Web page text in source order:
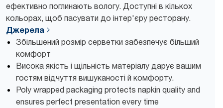
ефективно поглинають вологу. Доступні в кількох
кольорах, щоб пасувати до інтер'єру ресторану.
Джерела
Збільшений розмір серветки забезпечує більший
комфорт
Висока якість і щільність матеріалу дарує вашим
гостям відчуття вишуканості й комфорту.
Poly wrapped packaging protects napkin quality and
ensures perfect presentation every time